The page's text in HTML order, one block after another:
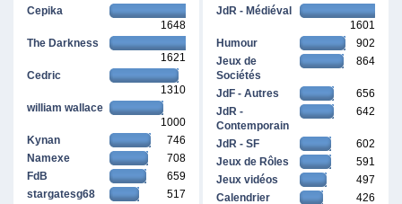
Cepika
1648
The Darkness
1621
Cedric
1310
william wallace
1000
Kynan
746
Namexe
708
FdB
659
stargatesg68
517
JdR - Médiéval
1601
Humour
902
Jeux de
Sociétés
864
JdF - Autres
656
JdR -
Contemporain
642
JdR - SF
602
Jeux de Rôles
591
Jeux vidéos
497
Calendrier
426